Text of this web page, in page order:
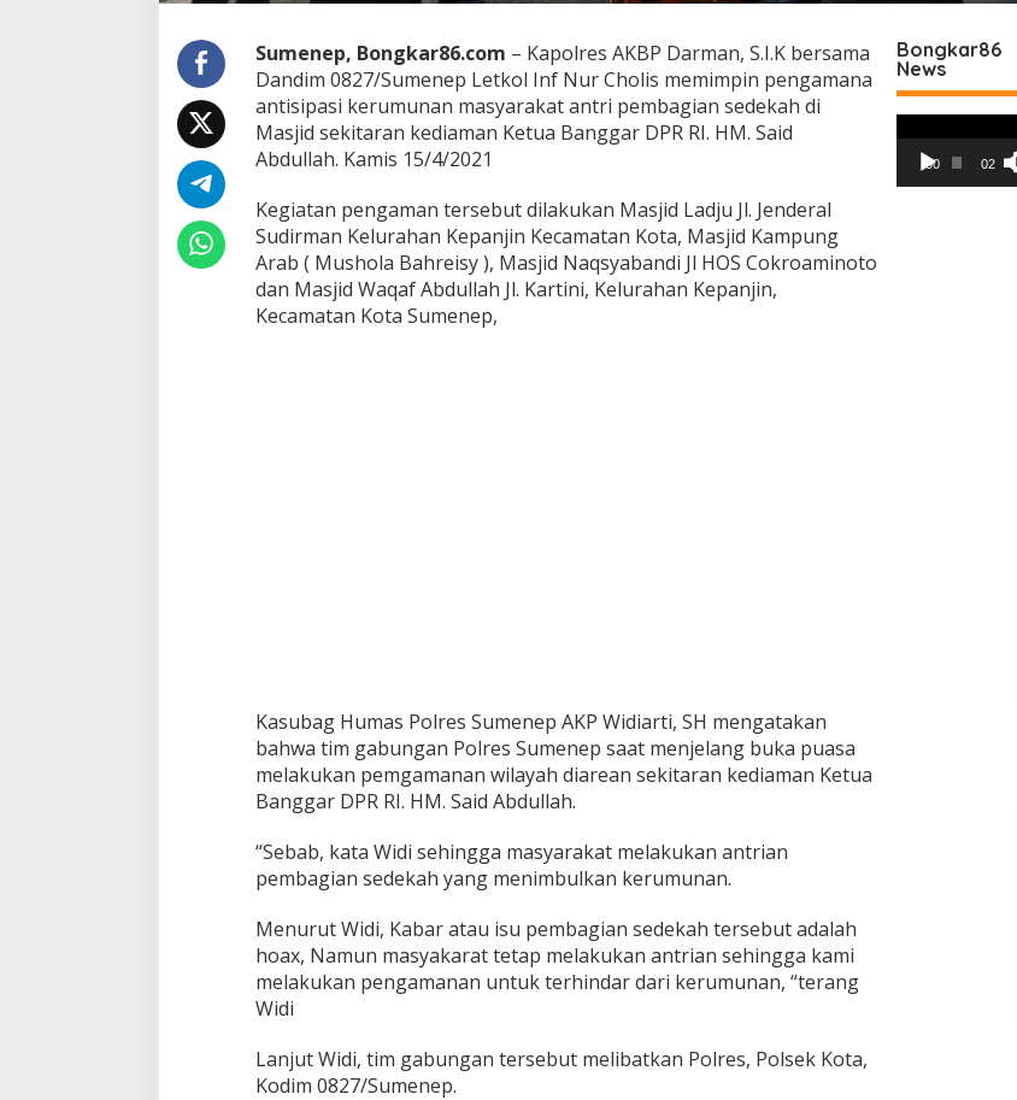
S
u
m
e
e
L
a
k
k
a
t
o
r
i
n
S
e
k
t
a
r
a
n
e
d
Sumenep, Bongkar86.com – Kapolres AKBP Darman, S.I.K bersama
Dandim 0827/Sumenep Letkol Inf Nur Cholis memimpin pengamana
antisipasi kerumunan masyarakat antri pembagian sedekah di
Masjid sekitaran kediaman Ketua Banggar DPR RI. HM. Said
Abdullah. Kamis 15/4/2021
Kegiatan pengaman tersebut dilakukan Masjid Ladju Jl. Jenderal
Sudirman Kelurahan Kepanjin Kecamatan Kota, Masjid Kampung
Arab ( Mushola Bahreisy ), Masjid Naqsyabandi Jl HOS Cokroaminoto
dan Masjid Waqaf Abdullah Jl. Kartini, Kelurahan Kepanjin,
Kecamatan Kota Sumenep,
Kasubag Humas Polres Sumenep AKP Widiarti, SH mengatakan
bahwa tim gabungan Polres Sumenep saat menjelang buka puasa
melakukan pemgamanan wilayah diarean sekitaran kediaman Ketua
Banggar DPR RI. HM. Said Abdullah.
“Sebab, kata Widi sehingga masyarakat melakukan antrian
pembagian sedekah yang menimbulkan kerumunan.
Menurut Widi, Kabar atau isu pembagian sedekah tersebut adalah
hoax, Namun masyakarat tetap melakukan antrian sehingga kami
melakukan pengamanan untuk terhindar dari kerumunan, “terang
Widi
Lanjut Widi, tim gabungan tersebut melibatkan Polres, Polsek Kota,
Kodim 0827/Sumenep.
Bongkar86
News
Video
00:00 02:42
Ketua Komisi II DPR RI: Pilkada
Serentak 2024 Berjalan Lancar
dan Kondusif
Di Politik | 29/11/2024